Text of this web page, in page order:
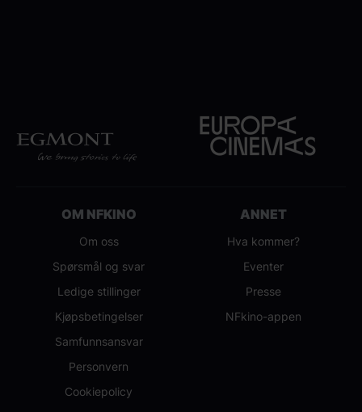
OM NFKINO
Om oss
Spørsmål og svar
Ledige stillinger
Kjøpsbetingelser
Samfunnsansvar
Personvern
Cookiepolicy
ANNET
Hva kommer?
Eventer
Presse
NFkino-appen